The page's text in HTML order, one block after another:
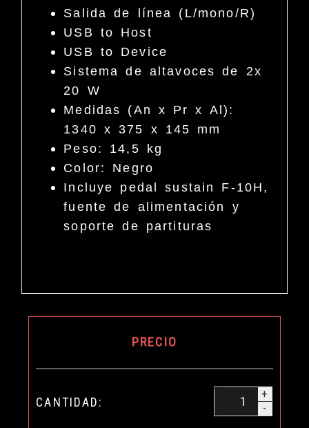
Salida de línea (L/mono/R)
USB to Host
USB to Device
Sistema de altavoces de 2x
20 W
Medidas (An x Pr x Al):
1340 x 375 x 145 mm
Peso: 14,5 kg
Color: Negro
Incluye pedal sustain F-10H,
fuente de alimentación y
soporte de partituras
PRECIO
CANTIDAD:
+
-